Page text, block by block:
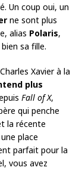
Un coup oui, un
ne sont plus
alias Polaris,
sa fille.
Xavier à la
plus
Fall of X,
qui penche
la récente
place
parfait pour la
vous avez